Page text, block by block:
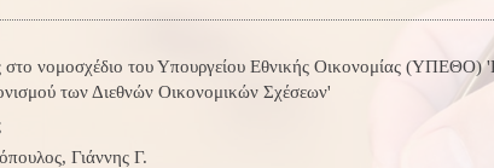
στο νομοσχέδιο του Υπουργείου Εθνικής Οικονομίας (ΥΠΕΘΟ)
των Διεθνών Οικονομικών Σχέσεων'
Γιάννης Γ.